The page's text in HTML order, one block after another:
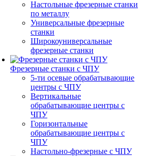
Настольные фрезерные станки
по металлу
Универсальные фрезерные
станки
Широкоуниверсальные
фрезерные станки
Фрезерные станки с ЧПУ
5-ти осевые обрабатывающие
центры с ЧПУ
Вертикальные
обрабатывающие центры с
ЧПУ
Горизонтальные
обрабатывающие центры с
ЧПУ
Настольно-фрезерные с ЧПУ